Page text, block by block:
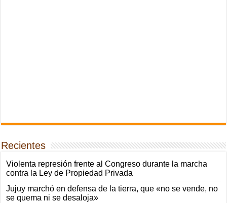
Recientes
Violenta represión frente al Congreso durante la marcha
contra la Ley de Propiedad Privada
Jujuy marchó en defensa de la tierra, que «no se vende, no
se quema ni se desaloja»